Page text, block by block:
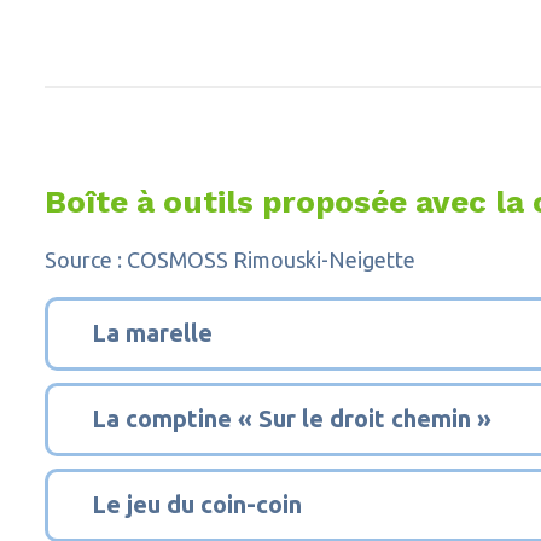
Boîte à outils proposée avec la
Source : COSMOSS Rimouski-Neigette
1
La marelle
2
La comptine « Sur le droit chemin »
3
Le jeu du coin-coin